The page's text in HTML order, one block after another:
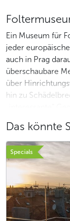
Ein Museum für
jeder
auch in Prag
überschaubare
über
hin zu
„interessante“
Nachbildungen
leider bei
Sie nicht
gleich wo es zur
Celetná.
Sexmuseum
Das könnte
Specials